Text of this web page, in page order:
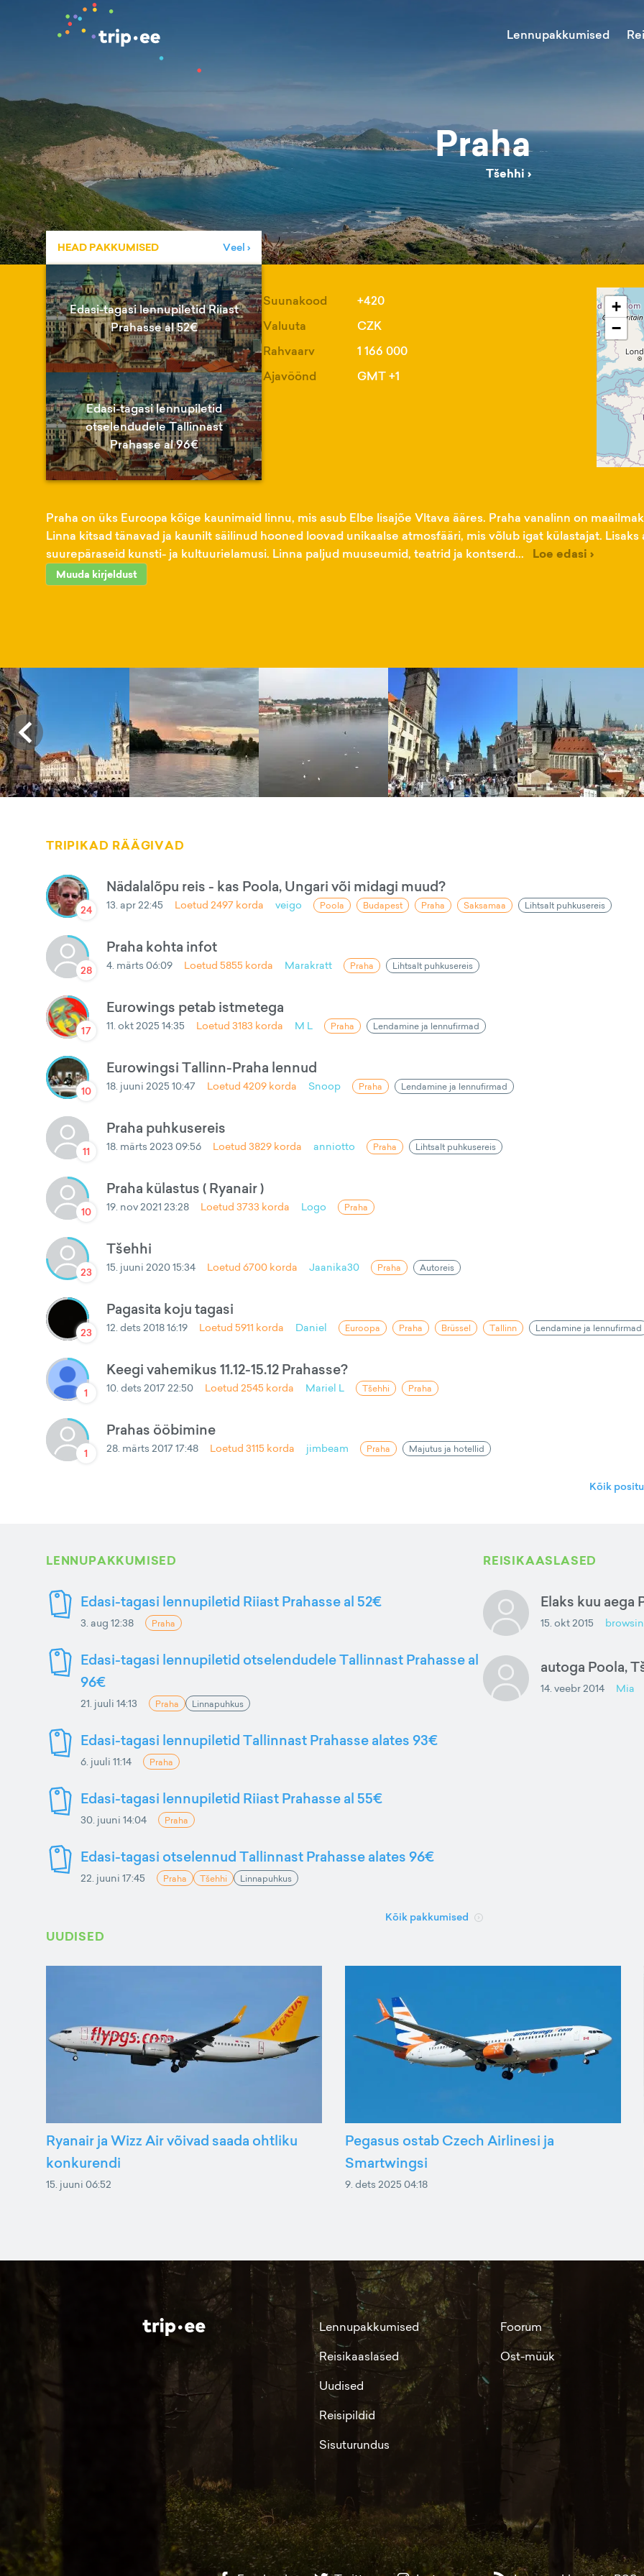
Lennupakkumised
Praha
Tšehhi ›
HEAD PAKKUMISED Veel ›
Edasi-tagasi lennupiletid Riiast
Prahasse al 52€
Edasi-tagasi lennupiletid
otselendudele Tallinnast
Prahasse al 96€
Suunakood
+420
Valuuta
CZK
Rahvaarv
1 166 000
Ajavöönd
GMT +1
+
−
Praha on üks Euroopa kõige kaunimaid linnu, mis asub Elbe lisajõe Vltava ääres. Praha vanalinn on
Linna kitsad tänavad ja kaunilt säilinud hooned loovad unikaalse atmosfääri, mis võlub igat külastajat.
suurepäraseid kunsti- ja kultuurielamusi. Linna paljud muuseumid, teatrid ja kontserd...
Loe edasi ›
Muuda kirjeldust
TRIPIKAD RÄÄGIVAD
24
Nädalalõpu reis - kas Poola, Ungari või midagi muud?
13. apr 22:45 Loetud 2497 korda veigo Poola Budapest Praha Saksamaa Lihtsalt puhkusereis
28
Praha kohta infot
4. märts 06:09 Loetud 5855 korda Marakratt Praha Lihtsalt puhkusereis
17
Eurowings petab istmetega
11. okt 2025 14:35 Loetud 3183 korda M L Praha Lendamine ja lennufirmad
10
Eurowingsi Tallinn-Praha lennud
18. juuni 2025 10:47 Loetud 4209 korda Snoop Praha Lendamine ja lennufirmad
11
Praha puhkusereis
18. märts 2023 09:56 Loetud 3829 korda anniotto Praha Lihtsalt puhkusereis
10
Praha külastus ( Ryanair )
19. nov 2021 23:28 Loetud 3733 korda Logo Praha
23
Tšehhi
15. juuni 2020 15:34 Loetud 6700 korda Jaanika30 Praha Autoreis
23
Pagasita koju tagasi
12. dets 2018 16:19 Loetud 5911 korda Daniel Euroopa Praha Brüssel Tallinn Lendamine ja lennufirmad
1
Keegi vahemikus 11.12-15.12 Prahasse?
10. dets 2017 22:50 Loetud 2545 korda Mariel L Tšehhi Praha
1
Prahas ööbimine
28. märts 2017 17:48 Loetud 3115 korda jimbeam Praha Majutus ja hotellid
Kõik
LENNUPAKKUMISED
Edasi-tagasi lennupiletid Riiast Prahasse al 52€
3. aug 12:38 Praha
Edasi-tagasi lennupiletid otselendudele Tallinnast Prahasse al
96€
21. juuli 14:13 Praha Linnapuhkus
Edasi-tagasi lennupiletid Tallinnast Prahasse alates 93€
6. juuli 11:14 Praha
Edasi-tagasi lennupiletid Riiast Prahasse al 55€
30. juuni 14:04 Praha
Edasi-tagasi otselennud Tallinnast Prahasse alates 96€
22. juuni 17:45 Praha Tšehhi Linnapuhkus
Kõik pakkumised
REISIKAASLASED
Elaks kuu aega
15. okt 2015
autoga Poola,
14. veebr 2014 Mia
UUDISED
Ryanair ja Wizz Air võivad saada ohtliku
konkurendi
15. juuni 06:52
Pegasus ostab Czech Airlinesi ja
Smartwingsi
9. dets 2025 04:18
Lennupakkumised
Reisikaaslased
Uudised
Reisipildid
Sisuturundus
Foorum
Ost-müük